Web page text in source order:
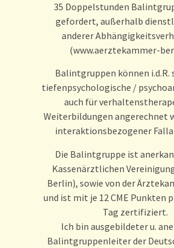
35 Doppelstunden
gefordert, außerhalb
anderer
(www.aerztekammer-
Balintgruppen können i.d.R.
tiefenpsychologische /
auch für
Weiterbildungen angerechnet
interaktionsbezogener
Die Balintgruppe ist
Kassenärztlichen
Berlin), sowie von der
und ist mit je 12 CME Punkten
Tag zertifiziert.
Ich bin ausgebildeter u.
Balintgruppenleiter der